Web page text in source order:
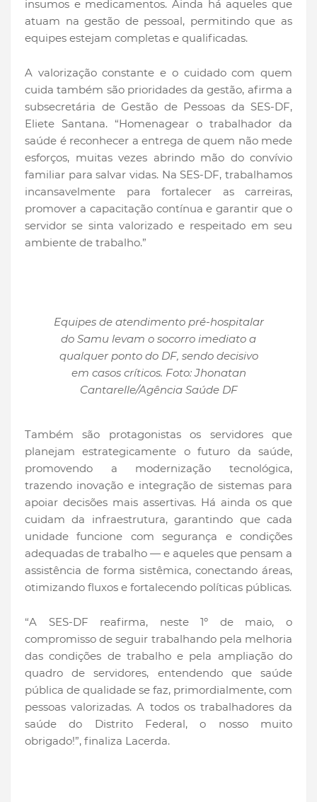
insumos e medicamentos. Ainda há aqueles que
atuam na gestão de pessoal, permitindo que as
equipes estejam completas e qualificadas.
A valorização constante e o cuidado com quem
cuida também são prioridades da gestão, afirma a
subsecretária de Gestão de Pessoas da SES-DF,
Eliete Santana. “Homenagear o trabalhador da
saúde é reconhecer a entrega de quem não mede
esforços, muitas vezes abrindo mão do convívio
familiar para salvar vidas. Na SES-DF, trabalhamos
incansavelmente para fortalecer as carreiras,
promover a capacitação contínua e garantir que o
servidor se sinta valorizado e respeitado em seu
ambiente de trabalho.”
Equipes de atendimento pré-hospitalar
do Samu levam o socorro imediato a
qualquer ponto do DF, sendo decisivo
em casos críticos. Foto: Jhonatan
Cantarelle/Agência Saúde DF
Também são protagonistas os servidores que
planejam estrategicamente o futuro da saúde,
promovendo a modernização tecnológica,
trazendo inovação e integração de sistemas para
apoiar decisões mais assertivas. Há ainda os que
cuidam da infraestrutura, garantindo que cada
unidade funcione com segurança e condições
adequadas de trabalho — e aqueles que pensam a
assistência de forma sistêmica, conectando áreas,
otimizando fluxos e fortalecendo políticas públicas.
“A SES-DF reafirma, neste 1º de maio, o
compromisso de seguir trabalhando pela melhoria
das condições de trabalho e pela ampliação do
quadro de servidores, entendendo que saúde
pública de qualidade se faz, primordialmente, com
pessoas valorizadas. A todos os trabalhadores da
saúde do Distrito Federal, o nosso muito
obrigado!”, finaliza Lacerda.